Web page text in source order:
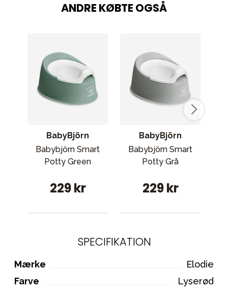
ANDRE KØBTE OGSÅ
BabyBjörn
Babybjörn Smart
Potty Green
229 kr
BabyBjörn
Babybjörn Smart
Potty Grå
229 kr
SPECIFIKATION
Mærke
Elodie
Farve
Lyserød